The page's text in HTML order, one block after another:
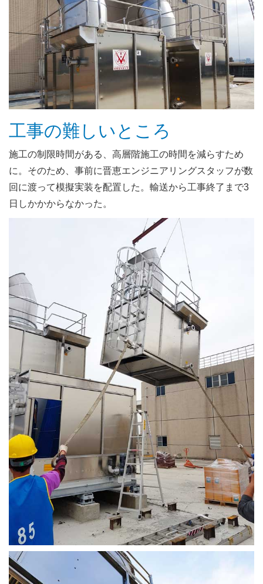
工事の難しいところ
施工の制限時間がある、高層階施工の時間を減らすため
に。そのため、事前に晋恵エンジニアリングスタッフが数
回に渡って模擬実装を配置した。輸送から工事終了まで3
日しかかからなかった。